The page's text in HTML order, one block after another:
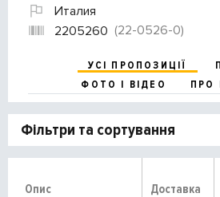
Италия
2205260 (22-0526-0)
УСІ ПРОПОЗИЦІЇ
ФОТО І ВІДЕО
ПРО
Фільтри та сортування
Опис Доставка